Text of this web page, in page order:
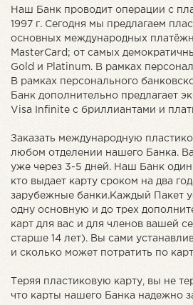
Наш Банк проводит операции с
1997 г. Сегодня мы предлагаем
основных международных
MasterCard; от самых
Gold и Platinum. В рамках
В рамках персонального
Банк дополнительно предлагает
Visa Infinite с бриллиантами и
Заказать международную
любом отделении нашего Банка.
уже через 3-5 дней. Наш Банк один
кто выдает карту сроком на два
зарубежные банки.Каждый Пакет
одну основную и до трех
карт для вас и для членов вашей
старше 14 лет). Вы сами
и сколько может потратить по
Теряя пластиковую карту, вы не
что карты нашего Банка надежно